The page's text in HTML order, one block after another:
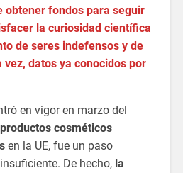
obtener fondos para seguir
la curiosidad científica
de seres indefensos y de
datos ya conocidos por
en vigor en marzo del
productos cosméticos
en la UE, fue un paso
De hecho, la